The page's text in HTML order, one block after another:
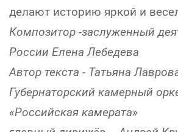
делают историю яркой и
Композитор -заслуженный
России Елена Лебедева
Автор текста - Татьяна
Губернаторский камерный
«Российская камерата»